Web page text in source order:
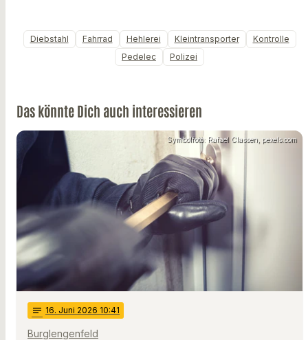
Diebstahl Fahrrad Hehlerei Kleintransporter
Kontrolle
Pedelec
Polizei
Das könnte Dich auch interessieren
Symbolfoto: Rafael Classen, pexels.com
notes 16. Juni 2026 10:41
Burglengenfeld